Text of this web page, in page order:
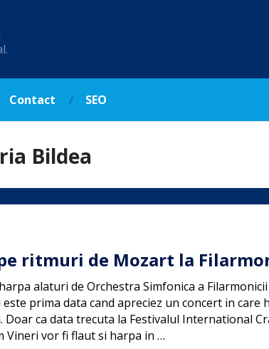
Contact SEO
Bildea
ritmuri de Mozart la
alaturi de Orchestra Simfonica a
prima data cand apreciez un concert in care
ca data trecuta la Festivalul International
Vineri vor fi flaut si harpa in …